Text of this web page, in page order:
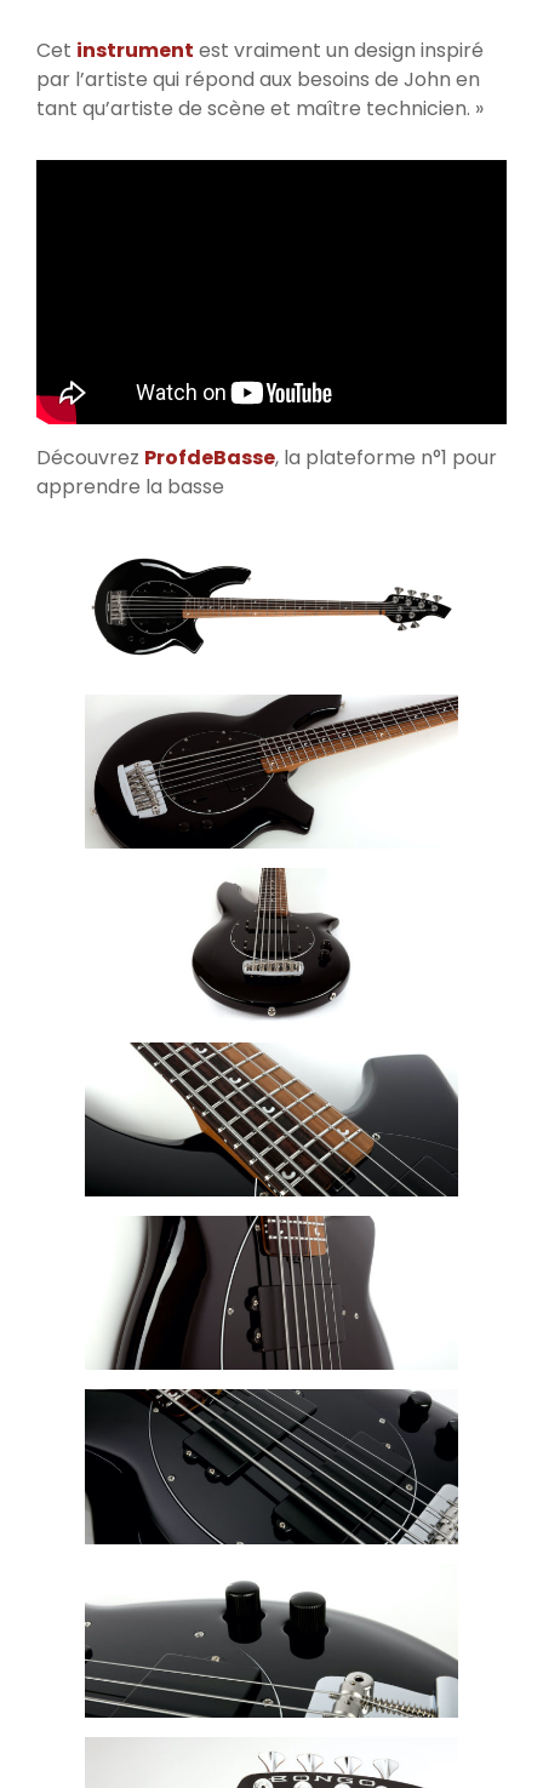
Cet instrument est vraiment un design inspiré
par l’artiste qui répond aux besoins de John en
tant qu’artiste de scène et maître technicien. »
Découvrez ProfdeBasse, la plateforme n°1 pour
apprendre la basse